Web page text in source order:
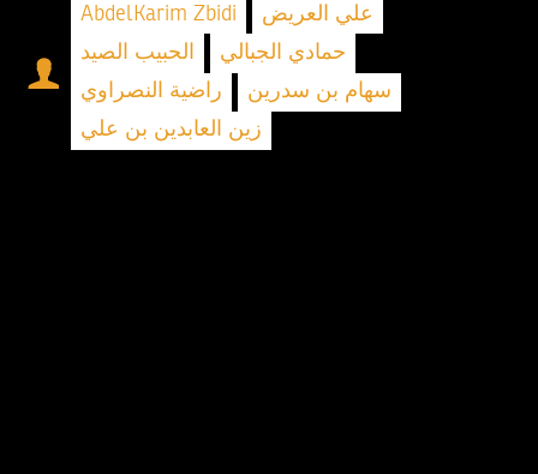
AbdelKarim Zbidi
علي العريض
الحبيب الصيد
حمادي الجبالي
راضية النصراوي
سهام بن سدرين
زين العابدين بن علي